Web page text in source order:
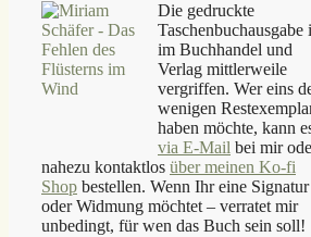
Die gedruckte
Taschenbuchausgabe
im Buchhandel und
Verlag mittlerweile
vergriffen. Wer eins
wenigen
haben möchte, kann
via E-Mail bei mir
nahezu kontaktlos über meinen Ko-fi
Shop bestellen. Wenn Ihr eine Signatur
oder Widmung möchtet – verratet mir
unbedingt, für wen das Buch sein soll!